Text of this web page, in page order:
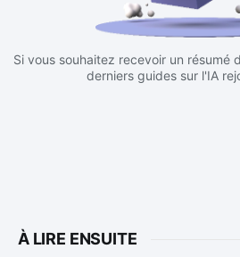
Si vous souhaitez recevoir un résumé
derniers guides sur l'IA
À LIRE ENSUITE